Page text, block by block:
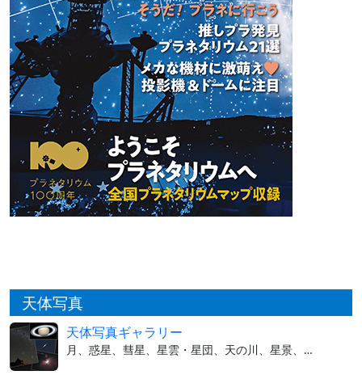
天体写真
天体写真ギャラリー
月、惑星、彗星、星雲・星団、天の川、星景、…